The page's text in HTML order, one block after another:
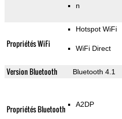
n
Propriétés WiFi
Hotspot WiFi
WiFi Direct
Version Bluetooth Bluetooth 4.1
Propriétés Bluetooth A2DP